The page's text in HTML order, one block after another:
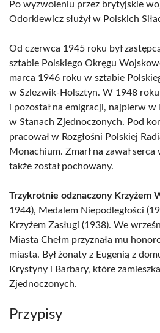
Po wyzwoleniu przez brytyjskie
Odorkiewicz służył w Polskich
Od czerwca 1945 roku był
sztabie Polskiego Okręgu
marca 1946 roku w sztabie
w Szlezwik-Holsztyn. W 1948
i pozostał na emigracji, najpierw
w Stanach Zjednoczonych. Pod
pracował w Rozgłośni Polskiej
Monachium. Zmarł na zawał
także został pochowany.
Trzykrotnie odznaczony Krzyżem
1944), Medalem Niepodległości
Krzyżem Zasługi (1938). We
Miasta Chełm przyznała mu
miasta. Był żonaty z Eugenią z
Krystyny i Barbary, które
Zjednoczonych.
Przypisy